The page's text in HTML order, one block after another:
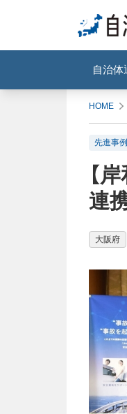
自治体
HOME
先進事例
【
連
大阪府